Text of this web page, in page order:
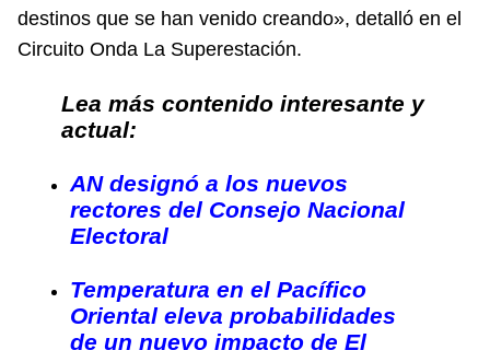
destinos que se han venido creando», detalló en el
Circuito Onda La Superestación.
Lea más contenido interesante y
actual:
AN designó a los nuevos
rectores del Consejo Nacional
Electoral
Temperatura en el Pacífico
Oriental eleva probabilidades
de un nuevo impacto de El